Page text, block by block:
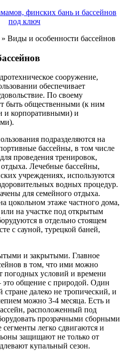
» Виды и особенности бассейнов
сооружение,
обеспечивает
По своему
быть общественными (к ним
и корпоративными) и
подразделяются на
бассейны, в том числе
проведения тренировок,
Лечебные бассейны,
учреждениях, используются
водных процедур.
для семейного отдыха.
цокольном этаже частного дома,
на участке под открытым
в отдельно стоящем
с сауной, турецкой баней,
и закрытыми. Главное
в том, что ими можно
погодных условий и времени
общение с природой. Один
далеко не тропический, и
можно 3-4 месяца. Есть и
расположенный под
прозрачными сборными
легко сдвигаются и
защищают не только от
купальный сезон.